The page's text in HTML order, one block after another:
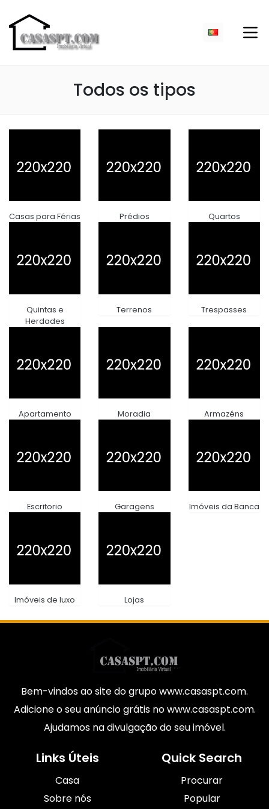
Todos os tipos
Casas para Férias Prédios Quartos
Quintas e
Herdades
Terrenos Trespasses
Apartamento Moradia Armazéns
Escritorio Garagens Imóveis da Banca
Imóveis de luxo Lojas
Bem-vindos ao site do grupo www.casaspt.com.
Adicione o seu anúncio grátis no www.casaspt.com.
Ajudamos na divulgação do seu imóvel.
Links Úteis
Casa
Sobre nós
Quick Search
Procurar
Popular